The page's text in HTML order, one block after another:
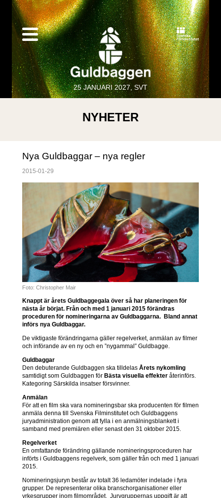
25 JANUARI 2027, SVT
NYHETER
Nya Guldbaggar – nya regler
2015-01-29
Foto: Christopher Mair
Knappt är årets Guldbaggegala över så har planeringen för
nästa år börjat. Från och med 1 januari 2015 förändras
proceduren för nomineringarna av Guldbaggarna. Bland annat
införs nya Guldbaggar.
De viktigaste förändringarna gäller regelverket, anmälan av filmer
och införande av en ny och en ”nygammal” Guldbagge.
Guldbaggar
Den debuterande Guldbaggen ska tilldelas Årets nykomling
samtidigt som Guldbaggen för Bästa visuella effekteråterinförs.
Kategoring Särskilda insatser försvinner.
Anmälan
För att en film ska vara nomineringsbar ska producenten för filmen
anmäla denna till Svenska Filminstitutet och Guldbaggens
juryadministration genom att fylla i en anmälningsblankett i
samband med premiären eller senast den 31 oktober 2015.
Regelverket
En omfattande förändring gällande nomineringsproceduren har
införts i Guldbaggens regelverk, som gäller från och med 1 januari
2015.
Nomineringsjuryn består av totalt 36 ledamöter indelade i fyra
grupper. De representerar olika branschorganisationer eller
yrkesgrupper inom filmområdet. Jurygruppernas uppgift är att